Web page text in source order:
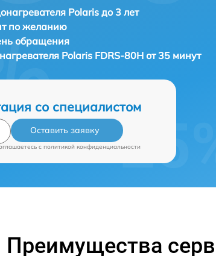
Polaris до 3 лет
по желанию
обращения
Polaris FDRS-80H от 35 минут
со специалистом
Оставить заявку
c политикой конфиденциальности
Преимущества